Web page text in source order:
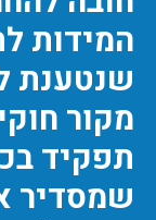
המידות
שנטענת
מקור
תפקיד
שמסדיר